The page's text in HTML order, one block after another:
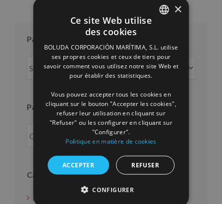
Par mois
mois
Par an
Catégories
Actions d'intérêt social
ENGLISH
FRENCH
×
Ce site Web utilise
des cookies
BOLUDA CORPORACIÓN MARÍTIMA, S.L. utilise
ses propres cookies et ceux de tiers pour
savoir comment vous utilisez notre site Web et
pour établir des statistiques.
Vous pouvez accepter tous les cookies en
cliquant sur le bouton "Accepter les cookies",
refuser leur utilisation en cliquant sur
"Refuser" ou les configurer en cliquant sur
"Configurer".
Politique en matière de cookies
ACCEPTER REFUSER
CONFIGURER